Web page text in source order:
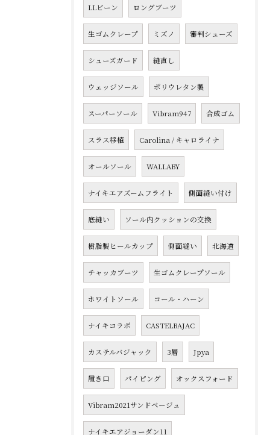
LLビーン ロングブーツ
生ゴムクレープ ミズノ 審判シューズ
シューズガード 縫直し
ウェッジソール ポリウレタン製
スーパーソール Vibram947 合成ゴム
スラス移植 Carolina / キャロライナ
オールソール WALLABY
ナイキエアズームフライト 側面縫い付け
底縫い ソール内クッションの交換
樹脂製ヒールカップ 側面縫い 北海道
チャッカブーツ 生ゴムクレープソール
ホワイトソール コール・ハーン
ナイキコラボ CASTELBAJAC
カステルバジャック 3層 Jpya
履き口 パイピング オックスフォード
Vibram2021サンドベージュ
ナイキエアジョーダン11